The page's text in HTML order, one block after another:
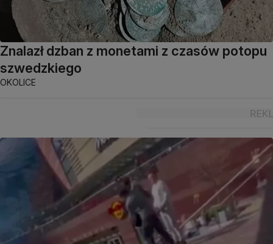
Znalazł dzban z monetami z czasów potopu
szwedzkiego
OKOLICE